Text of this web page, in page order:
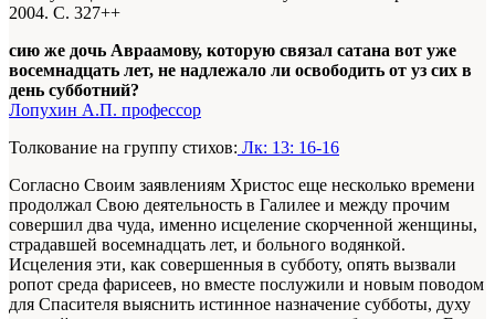
2004. С. 327++
сию же дочь Авраамову, которую связал сатана вот уже
восемнадцать лет, не надлежало ли освободить от уз сих в
день субботний?
Лопухин А.П. профессор
Толкование на группу стихов: Лк: 13: 16-16
Согласно Своим заявлениям Христос еще несколько времени
продолжал Свою деятельность в Галилее и между прочим
совершил два чуда, именно исцеление скорченной женщины,
страдавшей восемнадцать лет, и больного водянкой.
Исцеления эти, как совершенныя в субботу, опять вызвали
ропот среда фарисеев, но вместе послужили и новым поводом
для Спасителя выяснить истинное назначение субботы, духу